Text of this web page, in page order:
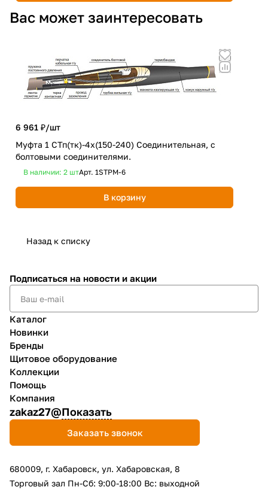
Вас может заинтересовать
6 961 ₽/шт
Муфта 1 СТп(тк)-4х(150-240) Соединительная, с
болтовыми соединителями.
В наличии: 2 штАрт. 1STPM-6
В корзину
Назад к списку
Подписаться на новости и акции
Каталог
Новинки
Бренды
Щитовое оборудование
Коллекции
Помощь
Компания
zakaz27@Показать
Заказать звонок
680009, г. Хабаровск, ул. Хабаровская, 8
Торговый зал Пн-Сб: 9:00-18:00 Вс: выходной